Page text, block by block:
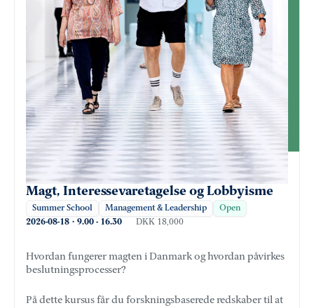
Magt, Interessevaretagelse og Lobbyisme
Summer School Management & Leadership Open
2026-08-18 · 9.00 - 16.30 DKK 18,000
Hvordan fungerer magten i Danmark og hvordan påvirkes
beslutningsprocesser?
På dette kursus får du forskningsbaserede redskaber til at